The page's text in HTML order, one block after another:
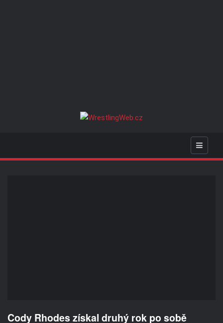
Cody Rhodes získal druhý rok po sobě